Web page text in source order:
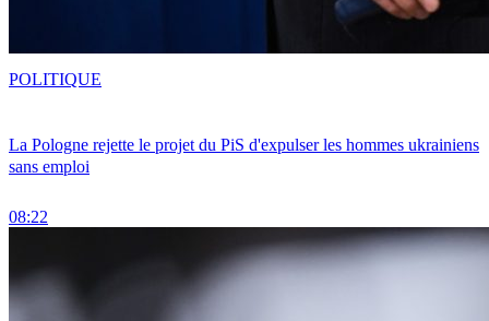
La Pologne rejette le projet du PiS d'expulser les hommes ukrainiens
sans emploi
08:22
POLITIQUE